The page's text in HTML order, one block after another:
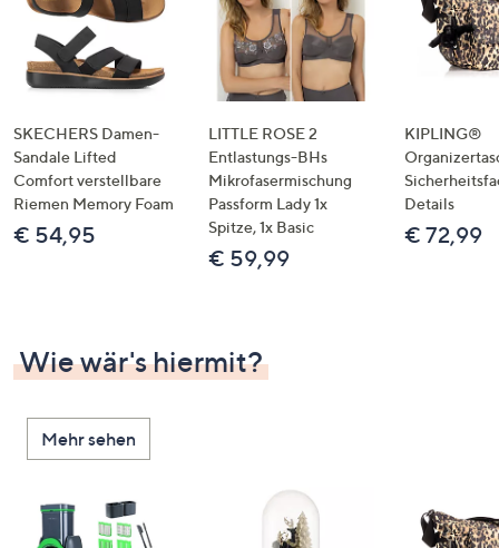
SKECHERS Damen-
Sandale Lifted
Comfort verstellbare
Riemen Memory Foam
€ 54,95
LITTLE ROSE 2
Entlastungs-BHs
Mikrofasermischung
Passform Lady 1x
Spitze, 1x Basic
€ 59,99
KIPLING®
Details
€ 72,99
Wie wär's hiermit?
Mehr sehen